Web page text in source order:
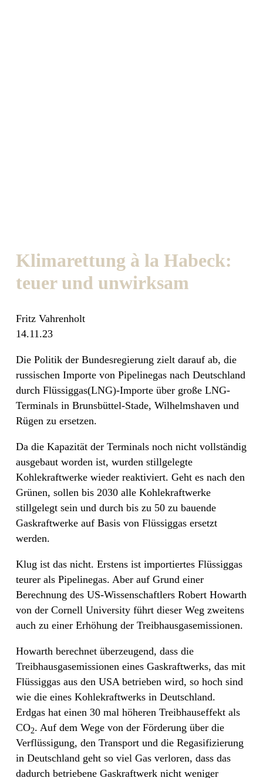
Klimarettung à la Habeck:
teuer und unwirksam
Fritz Vahrenholt
14.11.23
Die Politik der Bundesregierung zielt darauf ab, die
russischen Importe von Pipelinegas nach Deutschland
durch Flüssiggas(LNG)-Importe über große LNG-
Terminals in Brunsbüttel-Stade, Wilhelmshaven und
Rügen zu ersetzen.
Da die Kapazität der Terminals noch nicht vollständig
ausgebaut worden ist, wurden stillgelegte
Kohlekraftwerke wieder reaktiviert. Geht es nach den
Grünen, sollen bis 2030 alle Kohlekraftwerke
stillgelegt sein und durch bis zu 50 zu bauende
Gaskraftwerke auf Basis von Flüssiggas ersetzt
werden.
Klug ist das nicht. Erstens ist importiertes Flüssiggas
teurer als Pipelinegas. Aber auf Grund einer
Berechnung des US-Wissenschaftlers Robert Howarth
von der Cornell University führt dieser Weg zweitens
auch zu einer Erhöhung der Treibhausgasemissionen.
Howarth berechnet überzeugend, dass die
Treibhausgasemissionen eines Gaskraftwerks, das mit
Flüssiggas aus den USA betrieben wird, so hoch sind
wie die eines Kohlekraftwerks in Deutschland.
Erdgas hat einen 30 mal höheren Treibhauseffekt als
CO2. Auf dem Wege von der Förderung über die
Verflüssigung, den Transport und die Regasifizierung
in Deutschland geht so viel Gas verloren, dass das
dadurch betriebene Gaskraftwerk nicht weniger